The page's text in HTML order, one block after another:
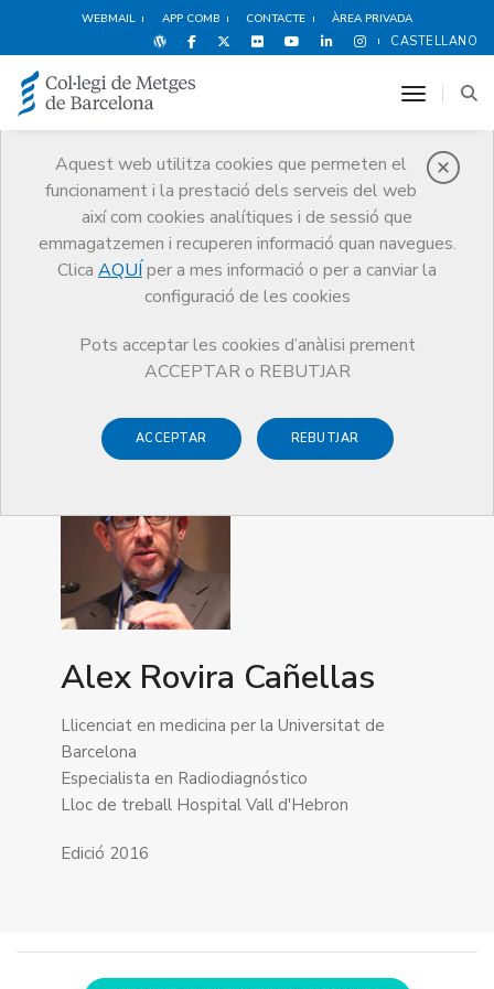
WEBMAIL APP COMB CONTACTE ÀREA PRIVADA
CASTELLANO
Aquest web utilitza cookies que permeten el
funcionament i la prestació dels serveis del web
així com cookies analítiques i de sessió que
emmagatzemen i recuperen informació quan navegues.
Clica AQUÍ per a mes informació o per a canviar la
configuració de les cookies
Pots acceptar les cookies d’anàlisi prement
ACCEPTAR o REBUTJAR
ACCEPTAR REBUTJAR
toggle
Premis
Premis Guardonat Edició 2016
Guardonat Edició 2016
Alex Rovira Cañellas
Llicenciat en medicina per la Universitat de
Barcelona
Especialista en Radiodiagnóstico
Lloc de treball Hospital Vall d'Hebron
Edició 2016